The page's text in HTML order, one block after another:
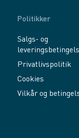
Politikker
Salgs- og
Privatlivspolitik
Cookies
Vilkår og